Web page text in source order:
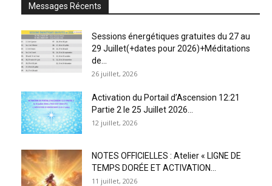
Messages Récents
Sessions énergétiques gratuites du 27 au
29 Juillet(+dates pour 2026)+Méditations
de...
26 juillet, 2026
Activation du Portail d’Ascension 12:21
Partie 2 le 25 Juillet 2026...
12 juillet, 2026
NOTES OFFICIELLES : Atelier « LIGNE DE
TEMPS DORÉE ET ACTIVATION...
11 juillet, 2026